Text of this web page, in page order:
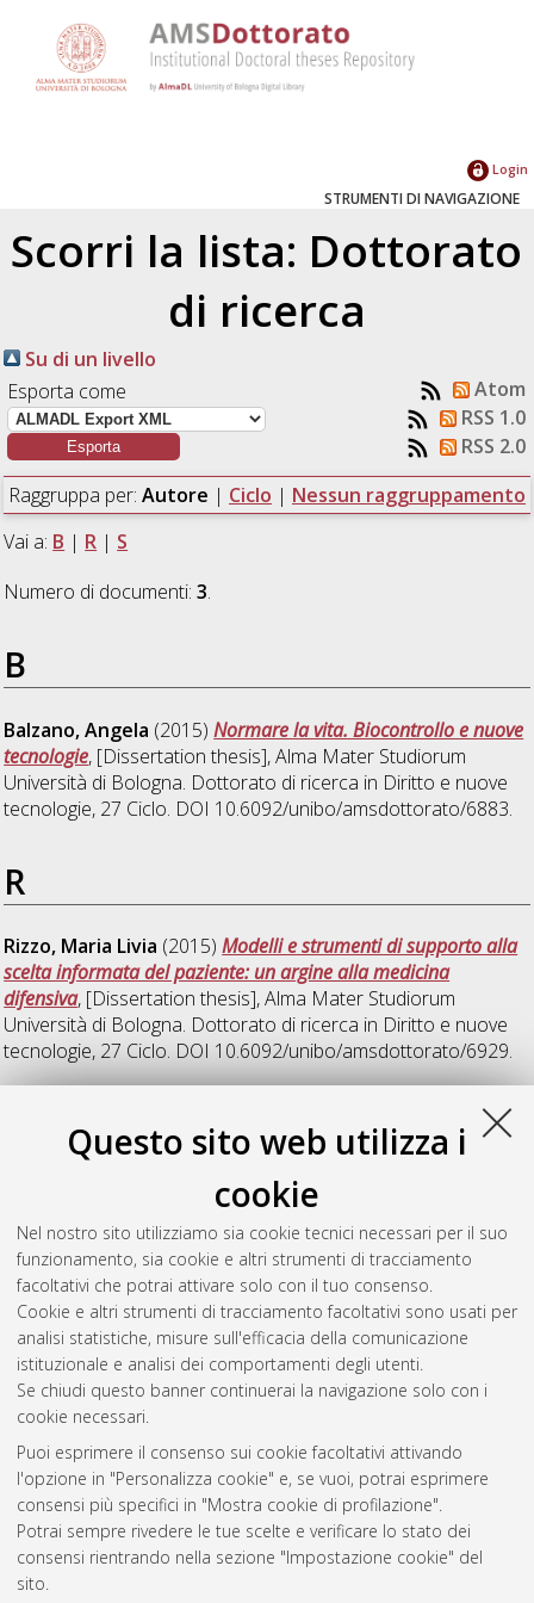
Questo sito web utilizza i
cookie
Nel nostro sito utilizziamo sia cookie tecnici necessari per il suo
funzionamento, sia cookie e altri strumenti di tracciamento
facoltativi che potrai attivare solo con il tuo consenso.
Cookie e altri strumenti di tracciamento facoltativi sono usati per
analisi statistiche, misure sull'efficacia della comunicazione
istituzionale e analisi dei comportamenti degli utenti.
Se chiudi questo banner continuerai la navigazione solo con i
cookie necessari.
Puoi esprimere il consenso sui cookie facoltativi attivando
l'opzione in "Personalizza cookie" e, se vuoi, potrai esprimere
consensi più specifici in "Mostra cookie di profilazione".
Potrai sempre rivedere le tue scelte e verificare lo stato dei
consensi rientrando nella sezione "Impostazione cookie" del
sito.
Login
STRUMENTI DI NAVIGAZIONE
Scorri la lista: Dottorato
di ricerca
Su di un livello
Esporta come
Atom
RSS 1.0
RSS 2.0
Raggruppa per: Autore | Ciclo | Nessun raggruppamento
Vai a: B | R | S
Numero di documenti:3.
B
Balzano, Angela (2015)Normare la vita. Biocontrollo e nuove
tecnologie, [Dissertation thesis], Alma Mater Studiorum
Università di Bologna. Dottorato di ricerca in Diritto e nuove
tecnologie, 27 Ciclo. DOI 10.6092/unibo/amsdottorato/6883.
R
Rizzo, Maria Livia (2015)Modelli e strumenti di supporto alla
scelta informata del paziente: un argine alla medicina
difensiva, [Dissertation thesis], Alma Mater Studiorum
Università di Bologna. Dottorato di ricerca in Diritto e nuove
tecnologie, 27 Ciclo. DOI 10.6092/unibo/amsdottorato/6929.
Il consenso informato come
strumento di esercizio del diritto alla salute per i pazienti
stranieri?, [Dissertation thesis], Alma Mater Studiorum
Università di Bologna. Dottorato di ricerca inDiritto e nuove
tecnologie , 27 Ciclo.
Questa lista e' stata generata ilFri Aug 7 20:42:15 2026 CEST
Atom
Rss 1.0
Rss 2.0